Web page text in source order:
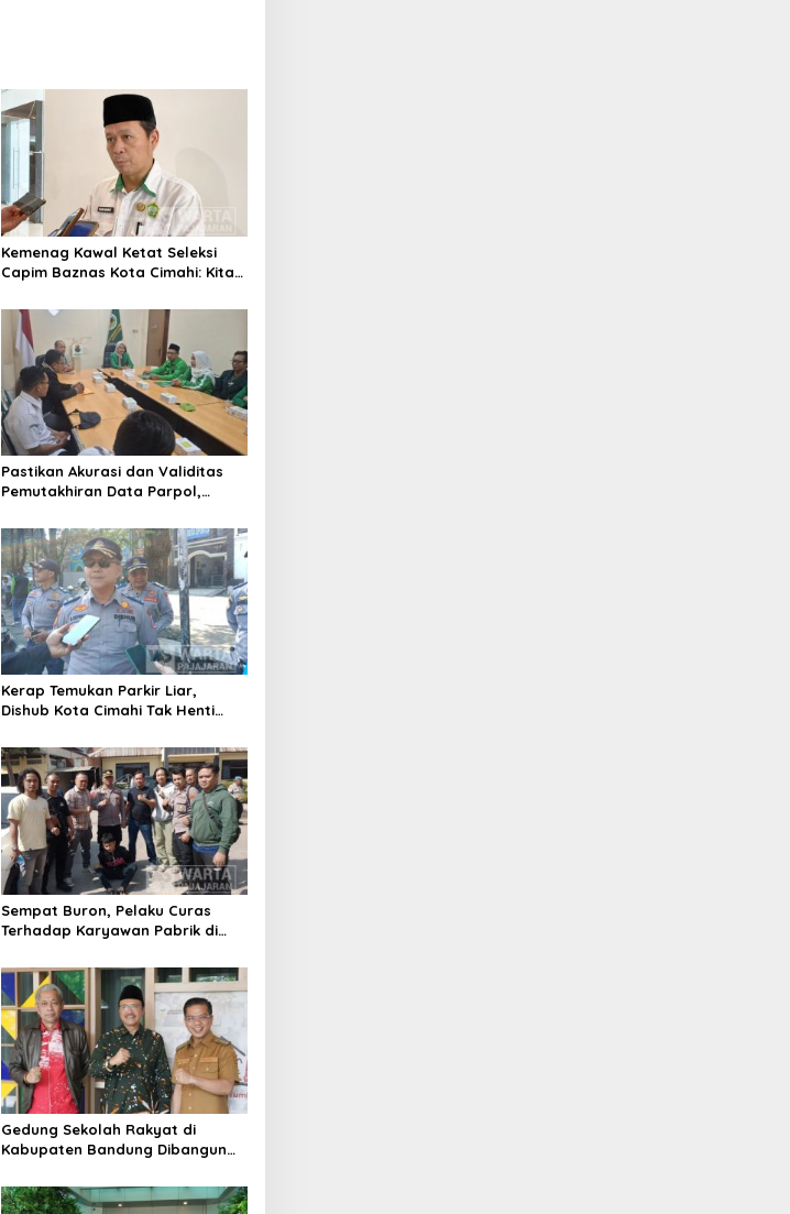
Kemenag Kawal Ketat Seleksi
Capim Baznas Kota Cimahi: Kita
Berintegritas
Pastikan Akurasi dan Validitas
Pemutakhiran Data Parpol,
Pengawasan
Kerap Temukan Parkir Liar,
Dishub Kota Cimahi Tak Henti
Sempat Buron, Pelaku Curas
Terhadap Karyawan Pabrik di
Polisi
Gedung Sekolah Rakyat di
Kabupaten Bandung Dibangun
Ribu Siswa